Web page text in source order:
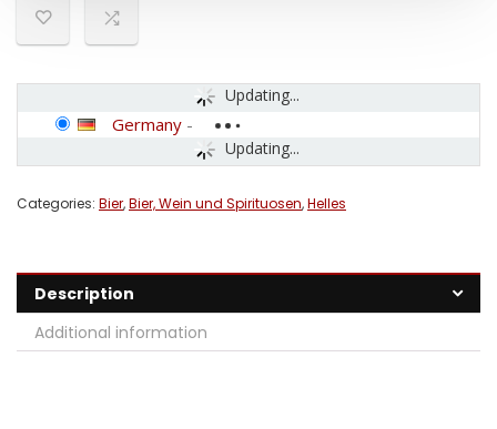
Updating...
Updating...
Germany -
Categories: Bier,Bier, Wein und Spirituosen,Helles
Description
Additional information